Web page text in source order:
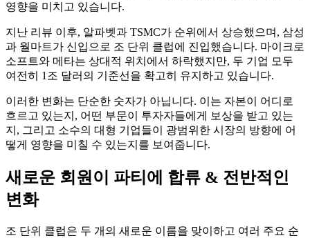
영향을 미치고 있습니다.
지난 리뷰 이후, 알파벳과 TSMC가 순위에서 상승했으며, 삼성
과 월마트가 신입으로 조 단위 클럽에 진입했습니다. 마이크로
소프트와 메타는 상대적 위치에서 하락했지만, 두 기업 모두
여전히 1조 달러의 기준선을 확고히 유지하고 있습니다.
이러한 변화는 단순한 숫자가 아닙니다. 이는 자본이 어디로
흐르고 있는지, 어떤 부문이 투자자들에게 보상을 받고 있는
지, 그리고 소수의 대형 기업들이 광범위한 시장의 방향에 어
떻게 영향을 미칠 수 있는지를 보여줍니다.
새로운 회원이 파티에 합류 & 전반적인
변화
조 단위 클럽은 두 개의 새로운 이름을 맞이하고 여러 주요 순